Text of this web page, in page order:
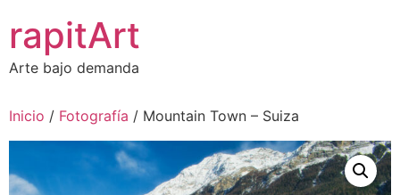
contenido
rapitArt
Arte bajo demanda
Inicio / Fotografía / Mountain Town – Suiza